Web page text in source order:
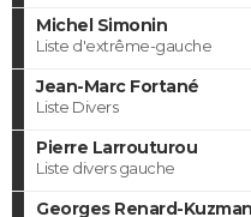
Michel Simonin
Liste d'extrême-gauche
Jean-Marc Fortané
Liste Divers
Pierre Larrouturou
Liste divers gauche
Georges Renard-